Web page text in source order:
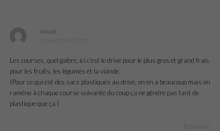
MARIE
21 MAI 2019 À 21:00
Les courses, quel galère, ici c’est le drive pour le plus gros et grand frais
pour les fruits, les légumes et la viande.
(Pour ce qui est des sacs plastiques au drive, on en a beaucoup mais on
ramène à chaque course suivante du coup ça ne génère pas tant de
plastique que ça )
Répondre